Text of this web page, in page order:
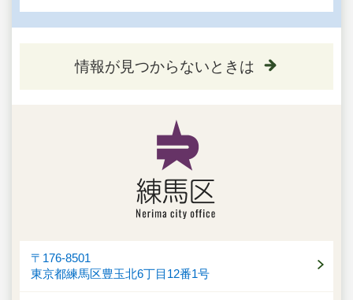
情報が見つからないときは
〒176-8501
東京都練馬区豊玉北6丁目12番1号